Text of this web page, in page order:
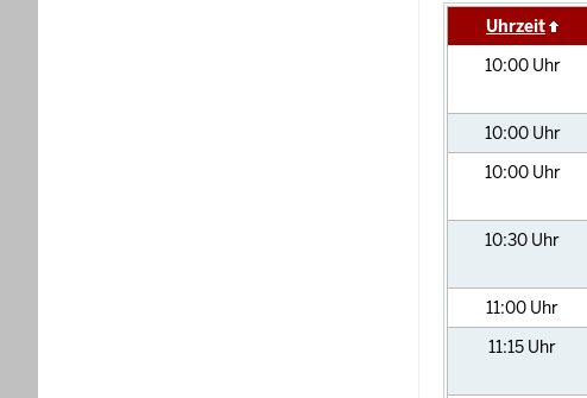
Uhrzeit
10:00 Uhr
10:00 Uhr
10:00 Uhr
10:30 Uhr
11:00 Uhr
11:15 Uhr